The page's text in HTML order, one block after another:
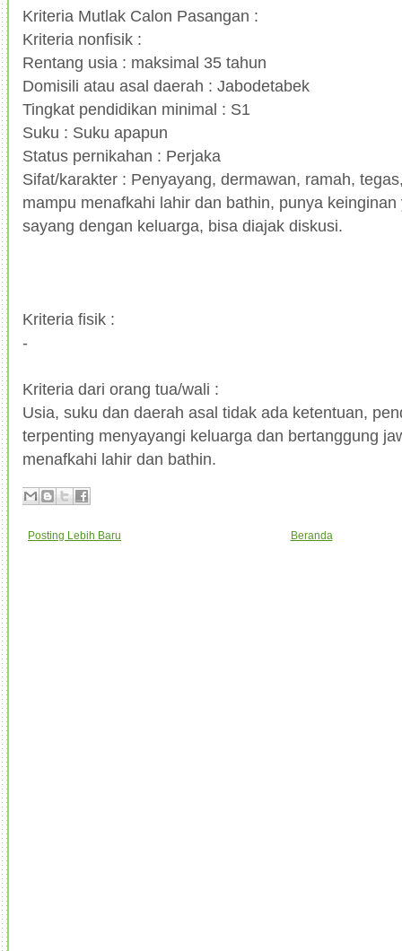
Kriteria Mutlak Calon Pasangan :
Kriteria nonfisik :
Rentang usia : maksimal 35 tahun
Domisili atau asal daerah : Jabodetabek
Tingkat pendidikan minimal : S1
Suku : Suku apapun
Status pernikahan : Perjaka
Sifat/karakter : Penyayang, dermawan, ramah,
mampu menafkahi lahir dan bathin, punya
sayang dengan keluarga, bisa diajak diskusi.
Kriteria fisik :
-
Kriteria dari orang tua/wali :
Usia, suku dan daerah asal tidak ada ketentuan,
terpenting menyayangi keluarga dan bertanggung
menafkahi lahir dan bathin.
Posting Lebih Baru Beranda